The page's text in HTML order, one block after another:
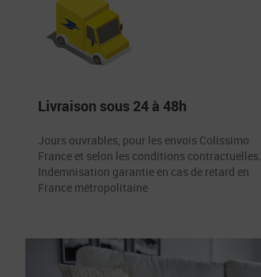
Livraison sous 24 à 48h
Jours ouvrables, pour les envois Colissimo
France et selon les conditions contractuelles.
Indemnisation garantie en cas de retard en
France métropolitaine